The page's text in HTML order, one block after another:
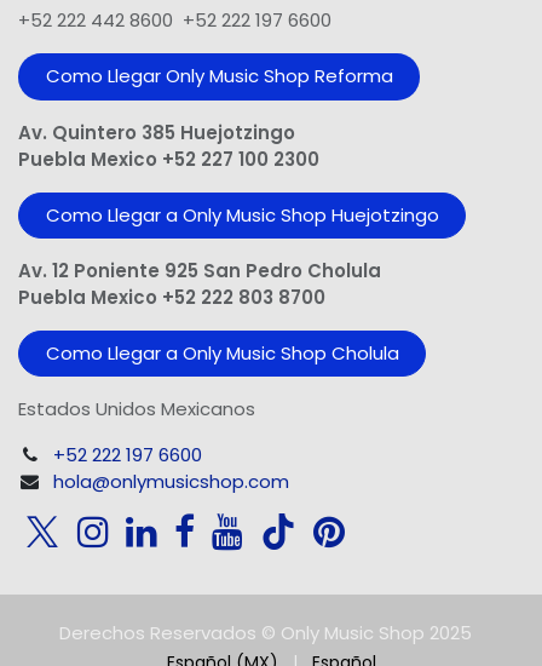
+52 222 442 8600 +52 222 197 6600
Como Llegar Only Music Shop​ Reforma
Av. Quintero 385 Huejotzingo
Puebla Mexico +52 227 100 2300
Como Llegar a Only Music Shop Huejotzingo
Av. 12 Poniente 925 San Pedro Cholula
Puebla Mexico +52 222 803 8700
Como Llegar a Only Music Shop Cholula
Estados Unidos Mexicanos
+52 222 197 6600
hola@onlymusicshop.com
Derechos Reservados © Only Music Shop 2025